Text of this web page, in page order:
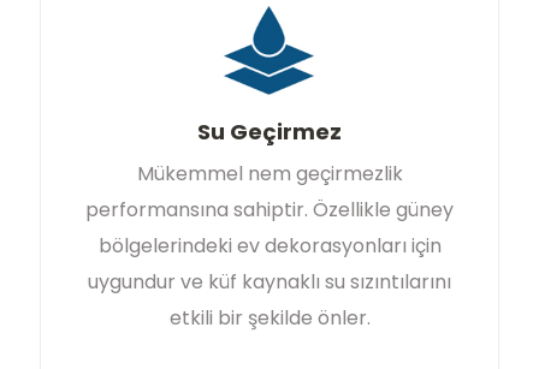
Su Geçirmez
Mükemmel nem geçirmezlik
performansına sahiptir. Özellikle güney
bölgelerindeki ev dekorasyonları için
uygundur ve küf kaynaklı su sızıntılarını
etkili bir şekilde önler.